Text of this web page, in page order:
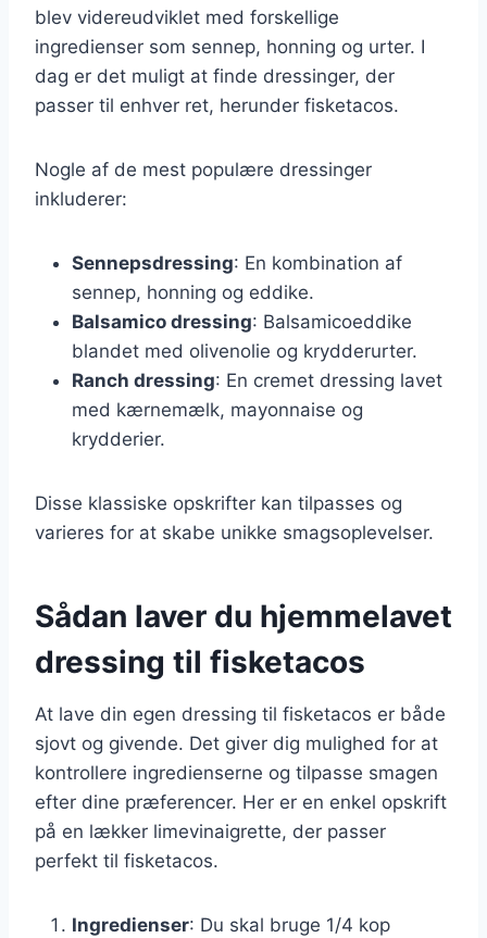
blev videreudviklet med forskellige
ingredienser som sennep, honning og urter. I
dag er det muligt at finde dressinger, der
passer til enhver ret, herunder fisketacos.
Nogle af de mest populære dressinger
inkluderer:
Sennepsdressing: En kombination af
sennep, honning og eddike.
Balsamico dressing: Balsamicoeddike
blandet med olivenolie og krydderurter.
Ranch dressing: En cremet dressing lavet
med kærnemælk, mayonnaise og
krydderier.
Disse klassiske opskrifter kan tilpasses og
varieres for at skabe unikke smagsoplevelser.
Sådan laver du hjemmelavet
dressing til fisketacos
At lave din egen dressing til fisketacos er både
sjovt og givende. Det giver dig mulighed for at
kontrollere ingredienserne og tilpasse smagen
efter dine præferencer. Her er en enkel opskrift
på en lækker limevinaigrette, der passer
perfekt til fisketacos.
Ingredienser: Du skal bruge 1/4 kop